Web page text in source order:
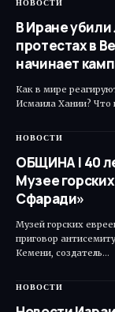
НОВОСТИ
В Иране
протестах в
начинает
Как в мире
Исмаила Хании? Что
НОВОСТИ
ОБЩИНА | 40
Музее
Сфаради»
Музей горских
приговор
Кемени, создатель…
НОВОСТИ